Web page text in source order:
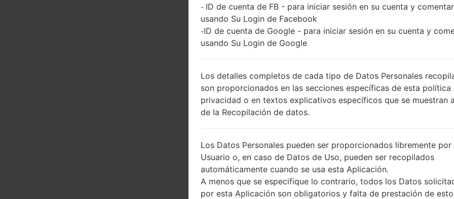
CSC VERSIÓN
REGIÓN
DESCRIPCIÓN SK Telecom
- ID de cuenta de FB - para iniciar sesión en su cuenta y comentar
usando Su Login de Facebook
-ID de cuenta de Google - para iniciar sesión en su cuenta y
usando Su Login de Google
Los detalles completos de cada tipo de Datos Personales
son proporcionados en las secciones específicas de esta política
privacidad o en textos explicativos específicos que se muestran
de la Recopilación de datos.
Los Datos Personales pueden ser proporcionados libremente por
Usuario o, en caso de Datos de Uso, pueden ser recopilados
automáticamente cuando se usa esta Aplicación.
A menos que se especifique lo contrario, todos los Datos
por esta Aplicación son obligatorios y falta de prestación de